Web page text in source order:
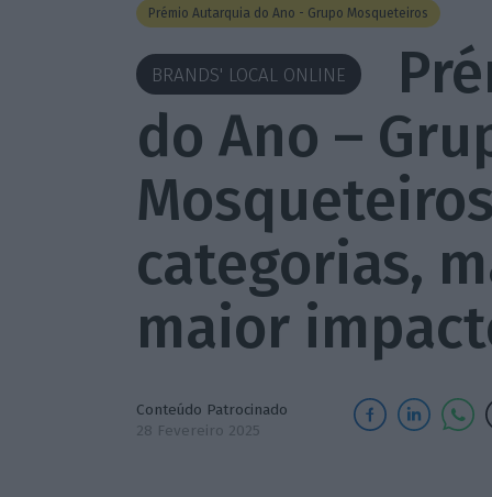
Prémio Autarquia do Ano - Grupo Mosqueteiros
BRANDS' LOCAL ONLINE
do Ano –
categorias,
maior
Conteúdo Patrocinado
28 Fevereiro 2025